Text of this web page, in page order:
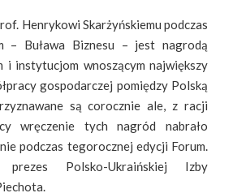
Henrykowi Skarżyńskiemu podczas
– Buława Biznesu – jest nagrodą
i instytucjom wnoszącym największy
gospodarczej pomiędzy Polską
są corocznie ale, z racji
wręczenie tych nagród nabrało
podczas tegorocznej edycji Forum.
prezes Polsko-Ukraińskiej Izby